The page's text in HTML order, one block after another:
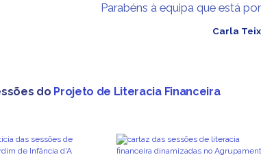
Parabéns à equipa que está
Carla
do Projeto de Literacia Financeira